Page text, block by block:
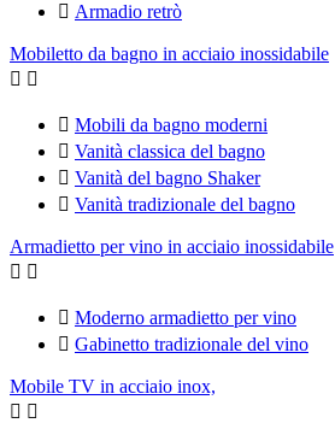
 Armadio retrò
Mobiletto da bagno in acciaio inossidabile
 
 Mobili da bagno moderni
 Vanità classica del bagno
 Vanità del bagno Shaker
 Vanità tradizionale del bagno
Armadietto per vino in acciaio inossidabile
 
 Moderno armadietto per vino
 Gabinetto tradizionale del vino
Mobile TV in acciaio inox,
 